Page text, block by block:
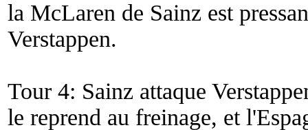
la McLaren de Sainz est
Verstappen.
Tour 4: Sainz attaque
le reprend au freinage, et